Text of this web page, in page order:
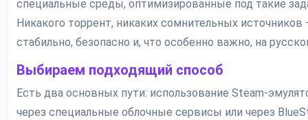
специальные среды, оптимизированные под такие
Никакого торрент, никаких сомнительных источников
стабильно, безопасно и, что особенно важно, на
Выбираем подходящий способ
Есть два основных пути: использование Steam-
через специальные облочные сервисы или через